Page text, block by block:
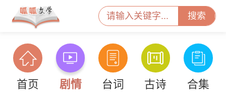
搜索
首页 剧情 台词 古诗 合集